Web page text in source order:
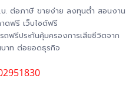
บ. ต่อภาษี ขายง่าย ลงทุนต่ำ สอนงาน
ดฟรี เว็บไซต์ฟรี
ฟรีประกันคุ้มครองการเสียชีวิตจาก
าท ต่อยอดธุรกิจ